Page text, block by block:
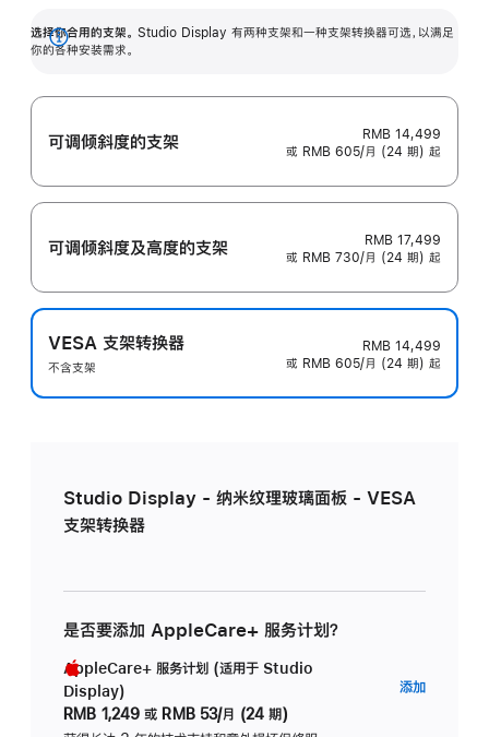
选择你合用的支架。 Studio Display 有两种支架和一种支架转换器可选，以满足
你的各种安装需求。
展
可调倾斜度的支架
RMB 14,499
或 RMB 605/月 (24 期) 起
可调倾斜度及高‍度的支‍架
RMB 17,499
或 RMB 730/月 (24 期) 起
VESA 支架转换器
不含支架
RMB 14,499
或 RMB 605/月 (24 期) 起
Studio Display - 纳米纹理玻璃面板 - VESA
支架转换器
是否要添加 AppleCare+ 服务计划？
AppleCare+ 服务计划 (适用于 Studio
Display)
RMB 1,249 或 RMB 53/月 (24 期)
添加